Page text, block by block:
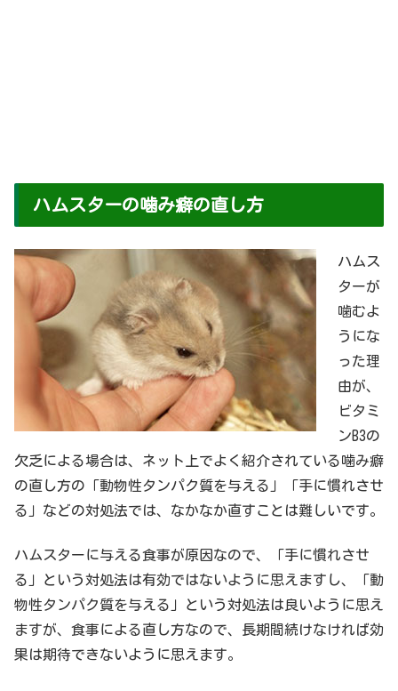
ハムスターの噛み癖の直し方
ハムス
ターが
噛むよ
うにな
った理
由が、
ビタミ
ンB3の
欠乏による場合は、ネット上でよく紹介されている噛み癖
の直し方の「動物性タンパク質を与える」「手に慣れさせ
る」などの対処法では、なかなか直すことは難しいです。
ハムスターに与える食事が原因なので、「手に慣れさせ
る」という対処法は有効ではないように思えますし、「動
物性タンパク質を与える」という対処法は良いように思え
ますが、食事による直し方なので、長期間続けなければ効
果は期待できないように思えます。